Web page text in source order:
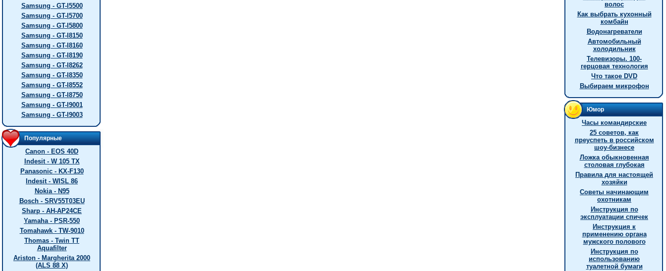
Samsung - GT-I5500
Samsung - GT-I5700
Samsung - GT-I5800
Samsung - GT-I8150
Samsung - GT-I8160
Samsung - GT-I8190
Samsung - GT-I8262
Samsung - GT-I8350
Samsung - GT-I8552
Samsung - GT-I8750
Samsung - GT-I9001
Samsung - GT-I9003
Популярные
Canon - EOS 40D
Indesit - W 105 TX
Panasonic - KX-F130
Indesit - WISL 86
Nokia - N95
Bosch - SRV55T03EU
Sharp - AH-AP24CE
Yamaha - PSR-550
Tomahawk - TW-9010
Thomas - Twin TT
Aquafilter
Ariston - Margherita 2000
(ALS 88 X)
волос
Как выбрать кухонный
комбайн
Водонагреватели
Автомобильный
холодильник
Телевизоры. 100-
герцовая технология
Что такое DVD
Выбираем микрофон
Юмор
Часы командирские
25 советов, как
преуспеть в российском
шоу-бизнесе
Ложка обыкновенная
столовая глубокая
Правила для настоящей
хозяйки
Советы начинающим
охотникам
Инструкция по
эксплуатации спичек
Инструкция к
применению органа
мужского полового
Инструкция по
использованию
туалетной бумаги